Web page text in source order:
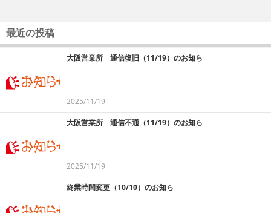
最近の投稿
大阪営業所 通信復旧（11/19）のお知ら
2025/11/19
大阪営業所 通信不通（11/19）のお知ら
2025/11/19
終業時間変更（10/10）のお知ら